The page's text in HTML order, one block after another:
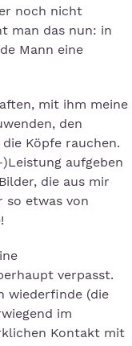
noch nicht
man das nun: in
Mann eine
mit ihm meine
den
Köpfe rauchen.
aufgeben
die aus mir
so etwas von
verpasst.
wiederfinde (die
im
Kontakt mit